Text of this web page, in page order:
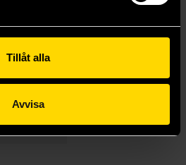
Tillåt alla
Avvisa
189 kr
Visa allt